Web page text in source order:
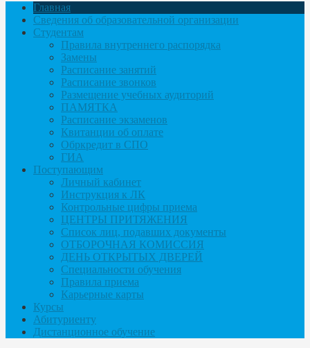
Главная
Сведения об образовательной организации
Студентам
Правила внутреннего распорядка
Замены
Расписание занятий
Расписание звонков
Размещение учебных аудиторий
ПАМЯТКА
Расписание экзаменов
Квитанции об оплате
Обркредит в СПО
ГИА
Поступающим
Личный кабинет
Инструкция к ЛК
Контрольные цифры приема
ЦЕНТРЫ ПРИТЯЖЕНИЯ
Список лиц, подавших документы
ОТБОРОЧНАЯ КОМИССИЯ
ДЕНЬ ОТКРЫТЫХ ДВЕРЕЙ
Специальности обучения
Правила приема
Карьерные карты
Курсы
Абитуриенту
Дистанционное обучение